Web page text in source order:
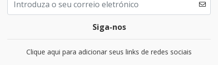
Siga-nos
Clique aqui para adicionar seus links de redes sociais